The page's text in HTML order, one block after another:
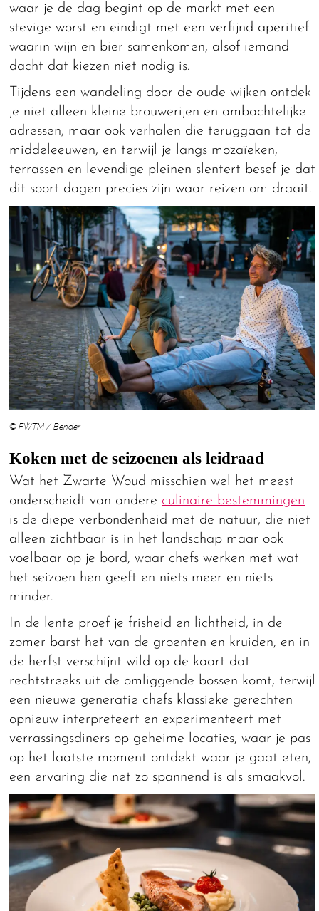
waar je de dag begint op de markt met een
stevige worst en eindigt met een verfijnd aperitief
waarin wijn en bier samenkomen, alsof iemand
dacht dat kiezen niet nodig is.
Tijdens een wandeling door de oude wijken ontdek
je niet alleen kleine brouwerijen en ambachtelijke
adressen, maar ook verhalen die teruggaan tot de
middeleeuwen, en terwijl je langs mozaïeken,
terrassen en levendige pleinen slentert besef je dat
dit soort dagen precies zijn waar reizen om draait.
© FWTM / Bender
Koken met de seizoenen als leidraad
Wat het Zwarte Woud misschien wel het meest
onderscheidt van andere culinaire bestemmingen
is de diepe verbondenheid met de natuur, die niet
alleen zichtbaar is in het landschap maar ook
voelbaar op je bord, waar chefs werken met wat
het seizoen hen geeft en niets meer en niets
minder.
In de lente proef je frisheid en lichtheid, in de
zomer barst het van de groenten en kruiden, en in
de herfst verschijnt wild op de kaart dat
rechtstreeks uit de omliggende bossen komt, terwijl
een nieuwe generatie chefs klassieke gerechten
opnieuw interpreteert en experimenteert met
verrassingsdiners op geheime locaties, waar je pas
op het laatste moment ontdekt waar je gaat eten,
een ervaring die net zo spannend is als smaakvol.